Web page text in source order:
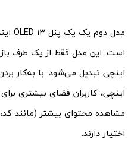
اینچی، کاربران فضای بیشتری
مشاهده محتوای بیشتر (مانند
اختیار دارند.